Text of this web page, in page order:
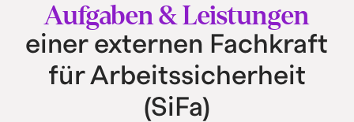
Aufgaben & Leistungen
einer externen Fachkraft
für Arbeitssicherheit
(SiFa)